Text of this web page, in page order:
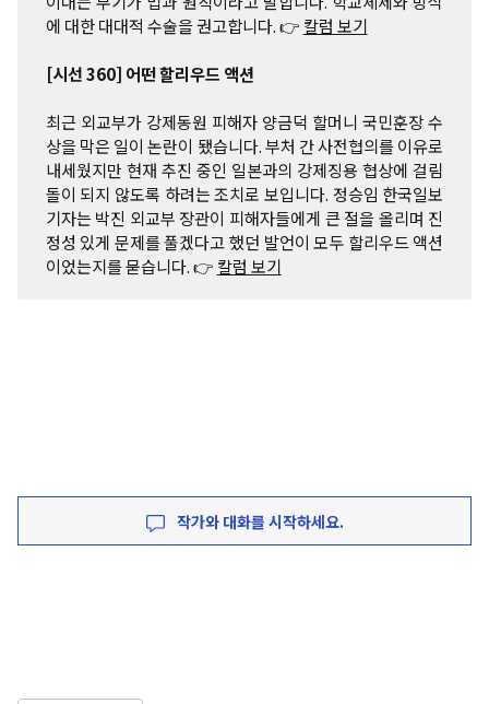
에 대한 대대적 수술을 권고합니다. 👉 칼럼 보기
[시선 360] 어떤 할리우드 액션
최근 외교부가 강제동원 피해자 양금덕 할머니 국민훈장 수
상을 막은 일이 논란이 됐습니다. 부처 간 사전협의를 이유로
내세웠지만 현재 추진 중인 일본과의 강제징용 협상에 걸림
돌이 되지 않도록 하려는 조치로 보입니다. 정승임 한국일보
기자는 박진 외교부 장관이 피해자들에게 큰 절을 올리며 진
정성 있게 문제를 풀겠다고 했던 발언이 모두 할리우드 액션
이었는지를 묻습니다. 👉 칼럼 보기
작가와 대화를 시작하세요.